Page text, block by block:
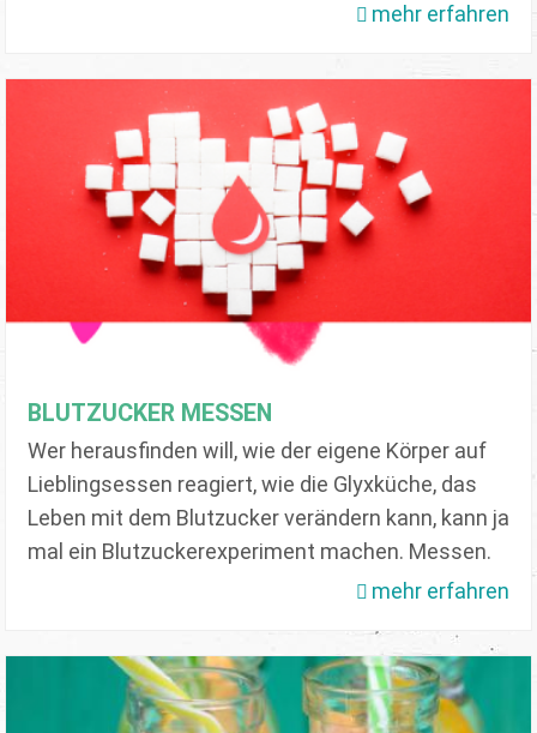
mehr erfahren
BLUTZUCKER MESSEN
Wer herausfinden will, wie der eigene Körper auf
Lieblingsessen reagiert, wie die Glyxküche, das
Leben mit dem Blutzucker verändern kann, kann ja
mal ein Blutzuckerexperiment machen. Messen.
mehr erfahren